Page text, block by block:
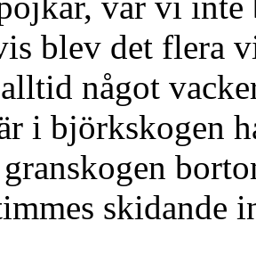
blev det flera
något
i björkskogen
skidande